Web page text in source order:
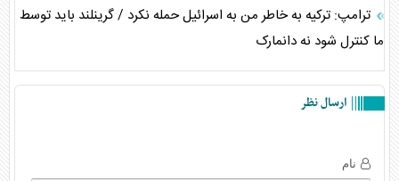
ترامپ: ترکیه به خاطر من به اسرائیل حمله نکرد / گرینلند باید توسط
ما کنترل شود نه دانمارک
ارسال نظر
نام